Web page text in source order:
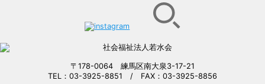
〒178-0064 練馬区南大泉3-17-21
TEL：03-3925-8851 / FAX：03-3925-8856